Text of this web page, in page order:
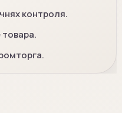
контроля.